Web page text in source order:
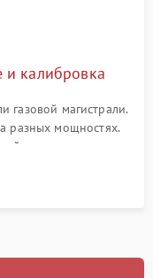
и калибровка
газовой магистрали.
разных мощностях.
индикаторов
от перегрева.